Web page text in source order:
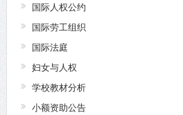
国际人权公约
国际劳工组织
国际法庭
妇女与人权
学校教材分析
小额资助公告